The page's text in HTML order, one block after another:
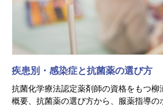
疾患別・感染症と抗菌薬の選び方
抗菌化学療法認定薬剤師の資格をもつ
概要、抗菌薬の選び方から、服薬指導の